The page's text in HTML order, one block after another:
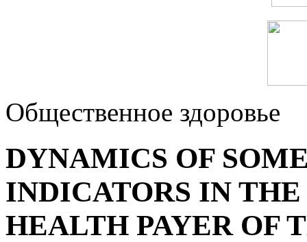
Общественное здоровье
DYNAMICS OF
INDICATORS IN
HEALTH PAYER OF